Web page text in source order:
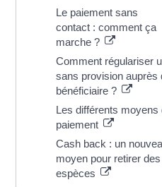
Le paiement sans
contact : comment ça
marche ?
Comment régulariser
sans provision auprès
bénéficiaire ?
Les différents moyens
paiement
Cash back : un
moyen pour retirer des
espèces